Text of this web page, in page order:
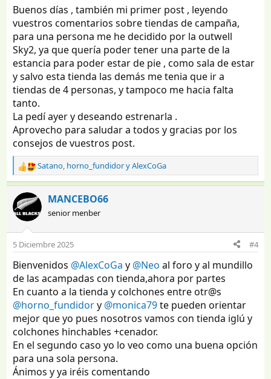
s
:
Buenos días , también mi primer post , leyendo
vuestros comentarios sobre tiendas de campaña,
para una persona me he decidido por la outwell
Sky2, ya que quería poder tener una parte de la
estancia para poder estar de pie , como sala de estar
y salvo esta tienda las demás me tenia que ir a
tiendas de 4 personas, y tampoco me hacia falta
tanto.
La pedí ayer y deseando estrenarla .
Aprovecho para saludar a todos y gracias por los
consejos de vuestros post.
R
e
a
c
c
o
n
s
:
Satano, horno_fundidoryAlexCoGa
MANCEBO66
senior menber
5 Diciembre 2025 #4
Bienvenidos @AlexCoGa y @Neo al foro y al mundillo
de las acampadas con tienda,ahora por partes
En cuanto a la tienda y colchones entre otr@s
@horno_fundidory @monica79te pueden orientar
mejor que yo pues nosotros vamos con tienda iglú y
colchones hinchables +cenador.
En el segundo caso yo lo veo como una buena opción
para una sola persona.
Ánimos y ya iréis comentando